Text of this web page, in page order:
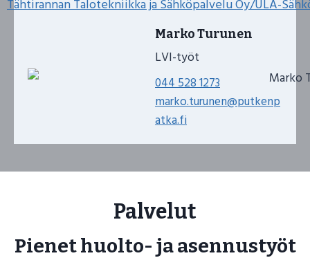
Marko Turunen
LVI-työt
044 528 1273
marko.turunen@putkenp
atka.fi
Palvelut
Pienet huolto- ja asennustyöt